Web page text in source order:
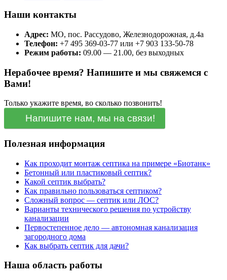
Наши контакты
Адрес: МО, пос. Рассудово, Железнодорожная, д.4а
Телефон: +7 495 369-03-77 или +7 903 133-50-78
Режим работы: 09.00 — 21.00, без выходных
Нерабочее время? Напишите и мы свяжемся с
Вами!
Только укажите время, во сколько позвонить!
Напишите нам, мы на связи!
Полезная информация
Как проходит монтаж септика на примере «Биотанк»
Бетонный или пластиковый септик?
Какой септик выбрать?
Как правильно пользоваться септиком?
Сложный вопрос — септик или ЛОС?
Варианты технического решения по устройству
канализации
Первостепенное дело — автономная канализация
загородного дома
Как выбрать септик для дачи?
Наша область работы